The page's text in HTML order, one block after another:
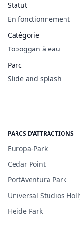
Statut
En fonctionnement
Catégorie
Toboggan à eau
Parc
Slide and splash
PARCS D'ATTRACTIONS
Europa-Park
Cedar Point
PortAventura Park
Universal Studios
Heide Park